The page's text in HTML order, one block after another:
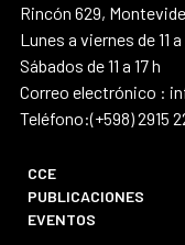
Rincón 629,
Lunes a viernes de 11 a
Sábados de 11 a 17 h
Correo electrónico :
Teléfono:(+598) 2915
CCE
PUBLICACIONES
EVENTOS